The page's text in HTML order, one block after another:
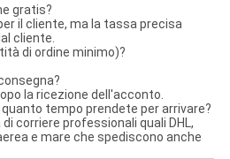
gratis?
il cliente, ma la tassa precisa
cliente.
di ordine minimo)?
la ricezione dell'acconto.
tempo prendete per arrivare?
corriere professionali quali DHL,
e mare che spediscono anche